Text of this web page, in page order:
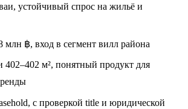
устойчивый спрос на жильё и
млн ฿, вход в сегмент вилл района
402–402 м², понятный продукт для
с проверкой title и юридической